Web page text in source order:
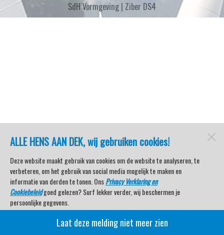
ALLE HENS AAN DEK, wij gebruiken cookies!
Deze website maakt gebruik van cookies om de website te analyseren, te
verbeteren, om het gebruik van social media mogelijk te maken en
informatie van derden te tonen. OnsPrivacy Verklaring en
Cookiebeleidgoed gelezen? Surf lekker verder, wij beschermen je
persoonlijke gegevens.
Veel kijkplezier met Watersport TV Beleving & Nieuws!
Laat deze melding niet meer zien
SdH Vormgeving | Ziber DS4